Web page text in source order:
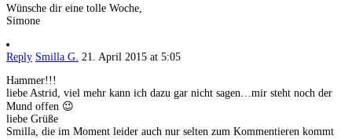
Wünsche dir eine tolle Woche,
Simone
Reply Smilla G. 21. April 2015 at 5:05
Hammer!!!
liebe Astrid, viel mehr kann ich dazu gar nicht sagen…mir steht noch der
Mund offen 😉
liebe Grüße
Smilla, die im Moment leider auch nur selten zum Kommentieren kommt